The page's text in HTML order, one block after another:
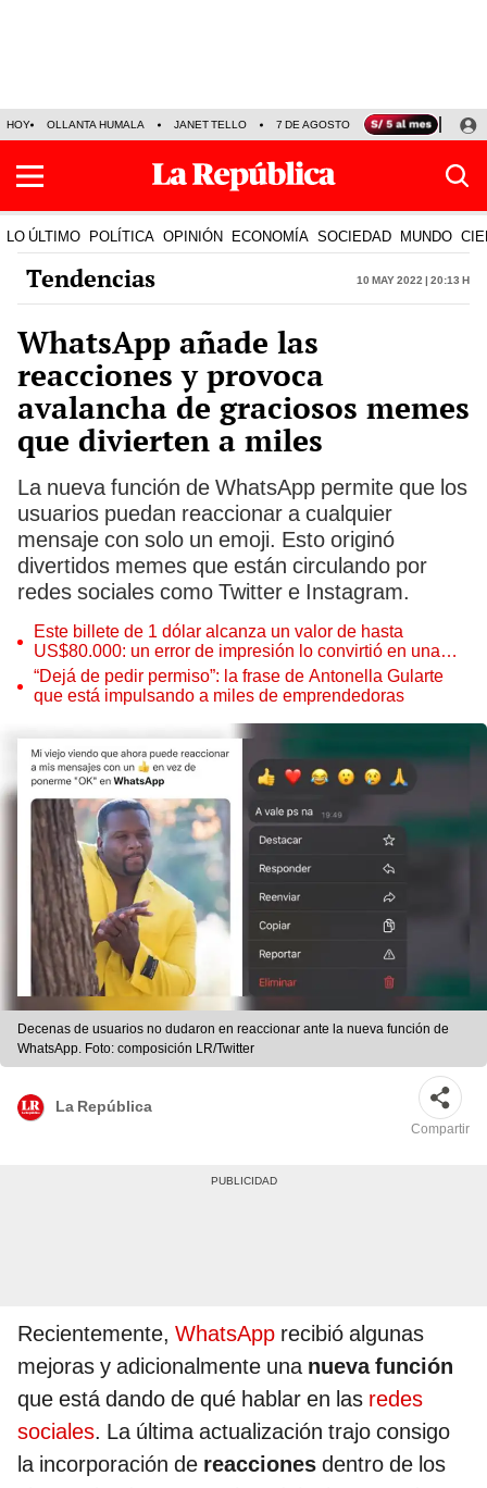
HOY OLLANTA HUMALA JANET TELLO 7 DE AGOSTO TINKA RESULTADOS
LO ÚLTIMO POLÍTICA OPINIÓN ECONOMÍA SOCIEDAD MUNDO
Tendencias 10 May 2022 | 20:13 h
WhatsApp añade las
reacciones y provoca
avalancha de graciosos memes
que divierten a miles
La nueva función de WhatsApp permite que los
usuarios puedan reaccionar a cualquier
mensaje con solo un emoji. Esto originó
divertidos memes que están circulando por
redes sociales como Twitter e Instagram.
Este billete de 1 dólar alcanza un valor de hasta
US$80.000: un error de impresión lo convirtió en una
pieza única que hoy buscan coleccionistas de todo el
mundo
“Dejá de pedir permiso”: la frase de Antonella Gularte
que está impulsando a miles de emprendedoras
Decenas de usuarios no dudaron en reaccionar ante la nueva función de
WhatsApp. Foto: composición LR/Twitter
La República
Compartir
Recientemente, WhatsApp recibió algunas
mejoras y adicionalmente una nueva función
que está dando de qué hablar en las redes
sociales. La última actualización trajo consigo
la incorporación de reacciones dentro de los